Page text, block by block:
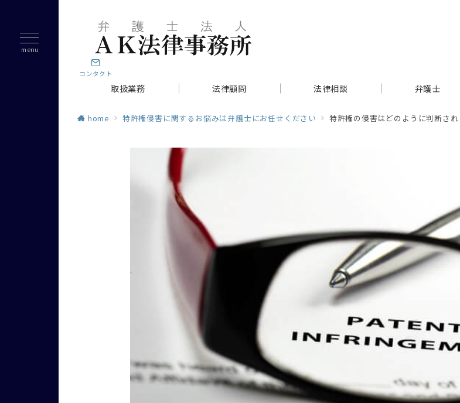
コンタクト
取扱業務 法律顧問 法律相談 弁護士
home 特許権侵害に関するお悩みは弁護士にお任せください 特許権の侵害はどのように判断さ
menu